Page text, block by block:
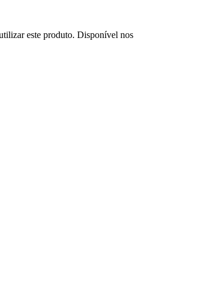
este produto. Disponível nos